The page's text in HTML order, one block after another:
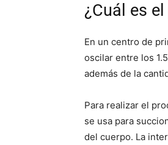
¿Cuál es
En un centro de
oscilar entre los
además de la
Para realizar el
se usa para
del cuerpo. La